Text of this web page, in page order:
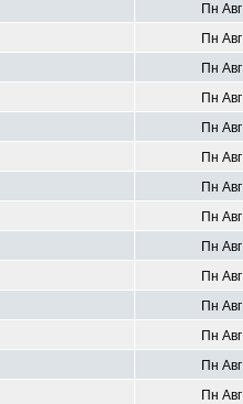
Пн
Пн
Пн
Пн
Пн
Пн
Пн
Пн
Пн
Пн
Пн
Пн
Пн
Пн